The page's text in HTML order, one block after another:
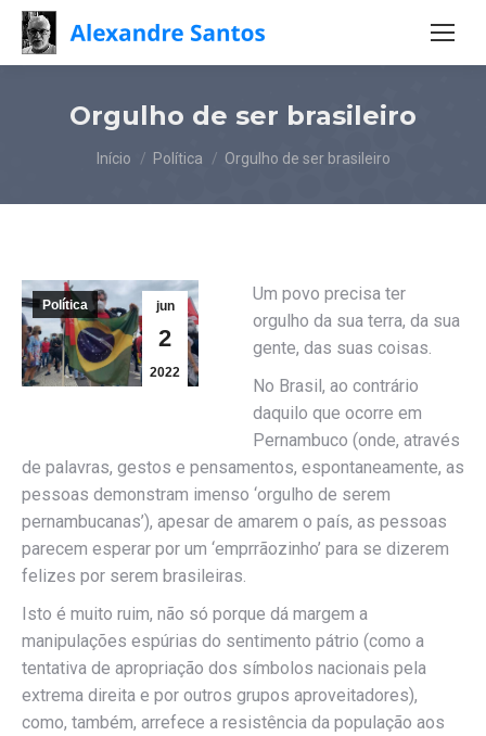
Orgulho de ser brasileiro
Você está aqui:
Início Política Orgulho de ser brasileiro
jun
2
2022
Política
Um povo precisa ter
orgulho da sua terra, da sua
gente, das suas coisas.
No Brasil, ao contrário
daquilo que ocorre em
Pernambuco (onde, através
de palavras, gestos e pensamentos, espontaneamente, as
pessoas demonstram imenso ‘orgulho de serem
pernambucanas’), apesar de amarem o país, as pessoas
parecem esperar por um ‘emprrãozinho’ para se dizerem
felizes por serem brasileiras.
Isto é muito ruim, não só porque dá margem a
manipulações espúrias do sentimento pátrio (como a
tentativa de apropriação dos símbolos nacionais pela
extrema direita e por outros grupos aproveitadores),
como, também, arrefece a resistência da população aos